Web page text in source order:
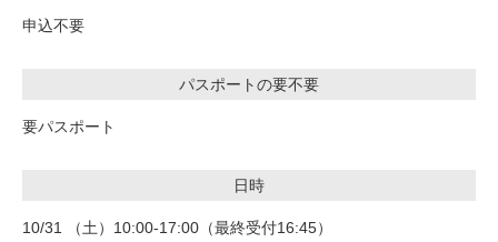
申込不要
パスポートの要不要
要パスポート
日時
10/31 （土）10:00-17:00（最終受付16:45）